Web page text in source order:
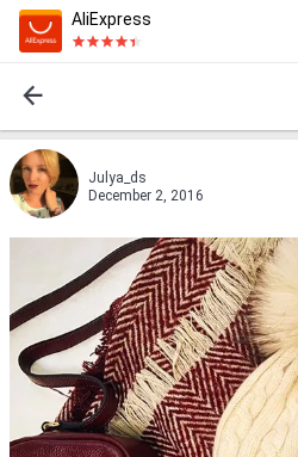
AliExpress
Julya_ds
December 2, 2016